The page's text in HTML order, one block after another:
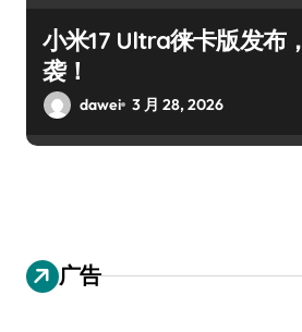
小米17 Ultra徕卡版发布
袭！
dawei 3 月 28, 2026
广告